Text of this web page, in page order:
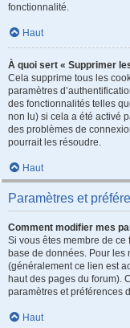
fonctionnalité.
Haut
À quoi sert « Supprimer
Cela supprime tous les
paramètres
des fonctionnalités telles
non lu) si cela a été activé
des problèmes de
pourrait les résoudre.
Haut
Paramètres et
Comment modifier mes
Si vous êtes membre de ce
base de données. Pour les
(généralement ce lien est
haut des pages du forum).
paramètres et préférences
Haut